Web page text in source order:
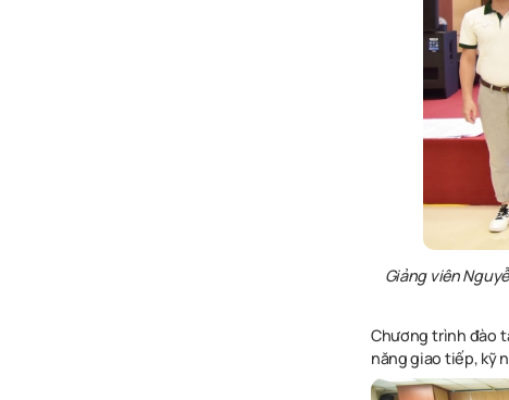
Giảng viên
Chương trình đào
năng giao tiếp, kỹ